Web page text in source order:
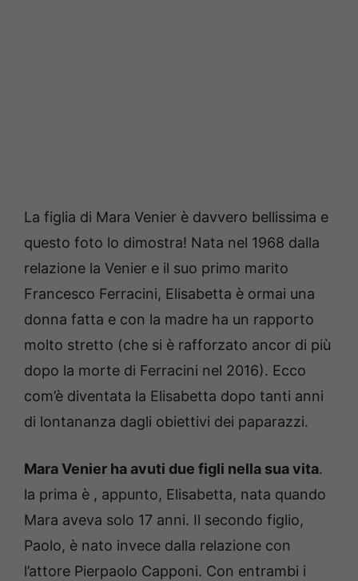
La figlia di Mara Venier è davvero bellissima e
questo foto lo dimostra! Nata nel 1968 dalla
relazione la Venier e il suo primo marito
Francesco Ferracini, Elisabetta è ormai una
donna fatta e con la madre ha un rapporto
molto stretto (che si è rafforzato ancor di più
dopo la morte di Ferracini nel 2016). Ecco
com’è diventata la Elisabetta dopo tanti anni
di lontananza dagli obiettivi dei paparazzi.
Mara Venier ha avuti due figli nella sua vita.
la prima è , appunto, Elisabetta, nata quando
Mara aveva solo 17 anni. Il secondo figlio,
Paolo, è nato invece dalla relazione con
l’attore Pierpaolo Capponi. Con entrambi i